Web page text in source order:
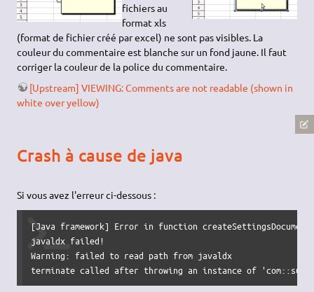
fichiers au
format xls
(format de fichier créé par excel) ne sont pas visibles. La
couleur du commentaire est blanche sur un fond jaune. Il faut
corriger la couleur de la police du commentaire.
[Upstream] VIEWING: Comments are not readable (shown in
white over yellow)
Crash à cause de java
Si vous avez l'erreur ci-dessous :
[Java framework] Error in function
javaldx failed!
Warning: failed to read path from javaldx
terminate called after throwing an instance of